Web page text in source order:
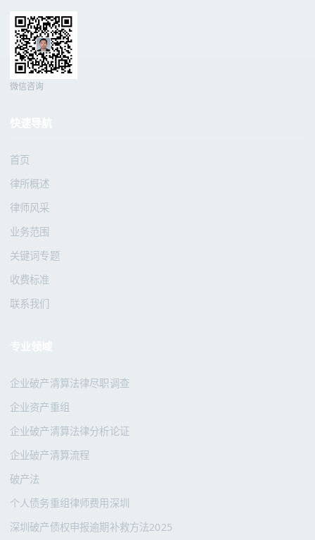
微信咨询
首页
律所概述
律师风采
业务范围
关键词专题
收费标准
联系我们
企业破产清算法律尽职调查
企业资产重组
企业破产清算法律分析论证
企业破产清算流程
破产法
个人债务重组律师费用深圳
深圳破产债权申报逾期补救方法2025